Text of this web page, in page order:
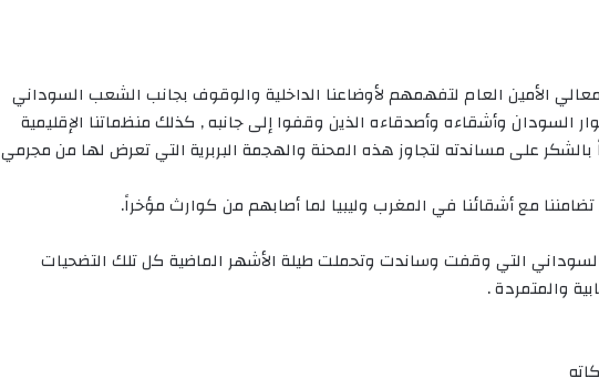
الأمين العام لتفهمهم لأوضاعنا الداخلية والوقوف بجانب الشعب السوداني
السودان وأشقاءه وأصدقاءه الذين وقفوا إلى جانبه , كذلك منظماتنا الإقليمية
على مساندته لتجاوز هذه المحنة والهجمة البربرية التي تعرض لها من مجرمي
مع أشقائنا في المغرب وليبيا لما أصابهم من كوارث مؤخراً.
التي وقفت وساندت وتحملت طيلة الأشهر الماضية كل تلك التضحيات
والمتمردة .